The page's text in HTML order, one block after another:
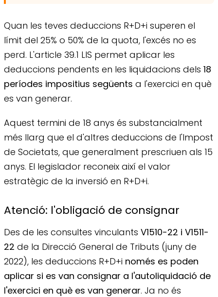
Quan les teves deduccions R+D+i superen el
límit del 25% o 50% de la quota, l'excés no es
perd. L'article 39.1 LIS permet aplicar les
deduccions pendents en les liquidacions dels 18
períodes impositius següents a l'exercici en què
es van generar.
Aquest termini de 18 anys és substancialment
més llarg que el d'altres deduccions de l'Impost
de Societats, que generalment prescriuen als 15
anys. El legislador reconeix així el valor
estratègic de la inversió en R+D+i.
Atenció: l'obligació de consignar
Des de les consultes vinculants V1510-22 i V1511-
22 de la Direcció General de Tributs (juny de
2022), les deduccions R+D+i només es poden
aplicar si es van consignar a l'autoliquidació de
l'exercici en què es van generar. Ja no és